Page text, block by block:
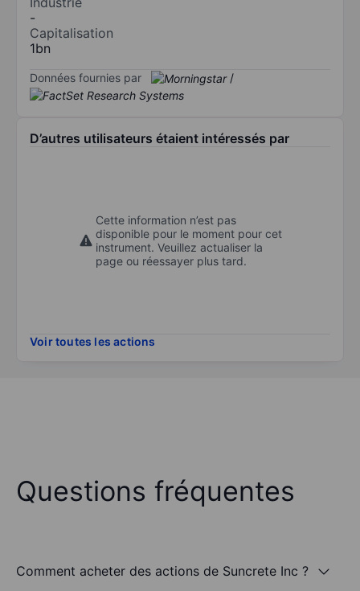
-
Capitalisation
1bn
Données fournies par /
D’autres utilisateurs étaient intéressés par
Cette information n’est pas
disponible pour le moment pour cet
instrument. Veuillez actualiser la
page ou réessayer plus tard.
Voir toutes les actions
Questions fréquentes
Comment acheter des actions de Suncrete Inc ?